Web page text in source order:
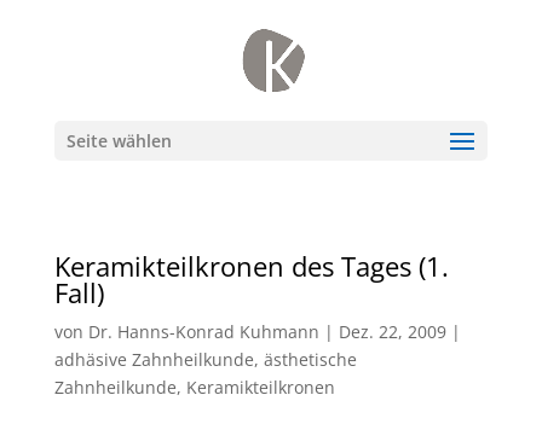
Seite wählen
Keramikteilkronen des Tages (1.
Fall)
von Dr. Hanns-Konrad Kuhmann | Dez. 22, 2009|
adhäsive Zahnheilkunde, ästhetische
Zahnheilkunde, Keramikteilkronen